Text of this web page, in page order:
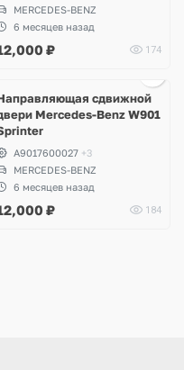
MERCEDES-BENZ
6 месяцев назад
₽ 174
сдвижной
Mercedes-Benz W901
A9017600027 +3
MERCEDES-BENZ
6 месяцев назад
₽ 184